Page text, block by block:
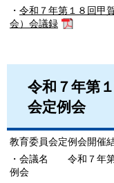
・ 令和７年第１８回甲
会）会議録
令和７年第
会定例会
教育委員会定例会開催
・会議名 令和７年第
例会